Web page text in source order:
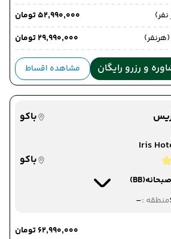
۵۲٬۹۹۰٬۰۰۰ تومان
۲۹٬۹۹۰٬۰۰۰ تومان
و رزرو رایگان مشاهده اقساط
باکو
Iris
باکو
(BB)
منطقه :-
۶۲٬۹۹۰٬۰۰۰ تومان